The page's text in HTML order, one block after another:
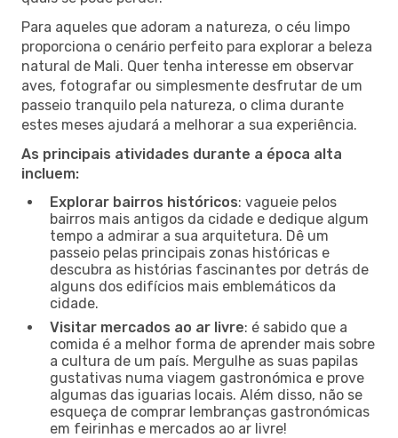
Para aqueles que adoram a natureza, o céu limpo
proporciona o cenário perfeito para explorar a beleza
natural de Mali. Quer tenha interesse em observar
aves, fotografar ou simplesmente desfrutar de um
passeio tranquilo pela natureza, o clima durante
estes meses ajudará a melhorar a sua experiência.
As principais atividades durante a época alta
incluem:
Explorar bairros históricos: vagueie pelos
bairros mais antigos da cidade e dedique algum
tempo a admirar a sua arquitetura. Dê um
passeio pelas principais zonas históricas e
descubra as histórias fascinantes por detrás de
alguns dos edifícios mais emblemáticos da
cidade.
Visitar mercados ao ar livre: é sabido que a
comida é a melhor forma de aprender mais sobre
a cultura de um país. Mergulhe as suas papilas
gustativas numa viagem gastronómica e prove
algumas das iguarias locais. Além disso, não se
esqueça de comprar lembranças gastronómicas
em feirinhas e mercados ao ar livre!